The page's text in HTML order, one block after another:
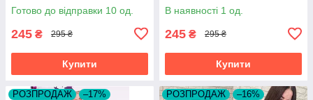
Готово до відправки 10 од.
245 ₴ 295 ₴
Купити
В наявності 1 од.
245 ₴ 295 ₴
Купити
РОЗПРОДАЖ –17% РОЗПРОДАЖ –16%